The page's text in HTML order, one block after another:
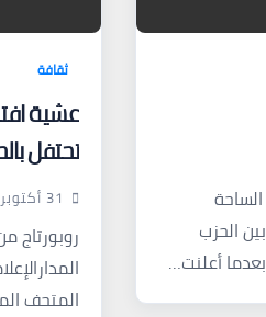
الحزب
أعلنت…
ثقافة
عشية
تحتفل
31 أكتوبر، 2025
روبورتاج
المتحف